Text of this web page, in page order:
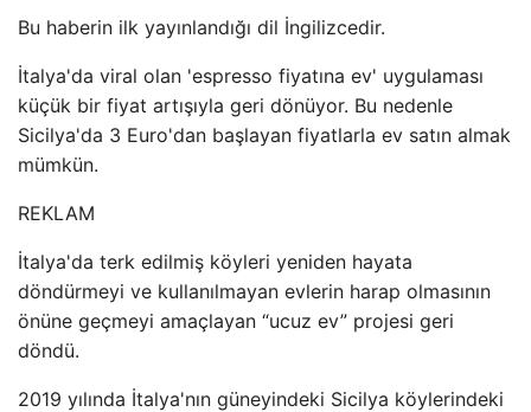
Bu haberin ilk yayınlandığı dil İngilizcedir.
İtalya'da viral olan 'espresso fiyatına ev' uygulaması
küçük bir fiyat artışıyla geri dönüyor. Bu nedenle
Sicilya'da 3 Euro'dan başlayan fiyatlarla ev satın almak
mümkün.
REKLAM
İtalya'da terk edilmiş köyleri yeniden hayata
döndürmeyi ve kullanılmayan evlerin harap olmasının
önüne geçmeyi amaçlayan “ucuz ev” projesi geri
döndü.
2019 yılında İtalya'nın güneyindeki Sicilya köylerindeki